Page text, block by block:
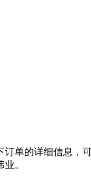
订单的详细信息，
。